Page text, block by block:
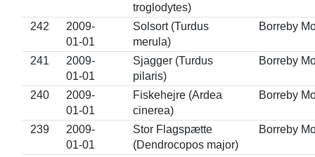
troglodytes)
242
2009-
01-01
Solsort (Turdus
merula)
Borreby
241
2009-
01-01
Sjagger (Turdus
pilaris)
Borreby
240
2009-
01-01
Fiskehejre (Ardea
cinerea)
Borreby
239
2009-
01-01
Stor Flagspætte
(Dendrocopos major)
Borreby